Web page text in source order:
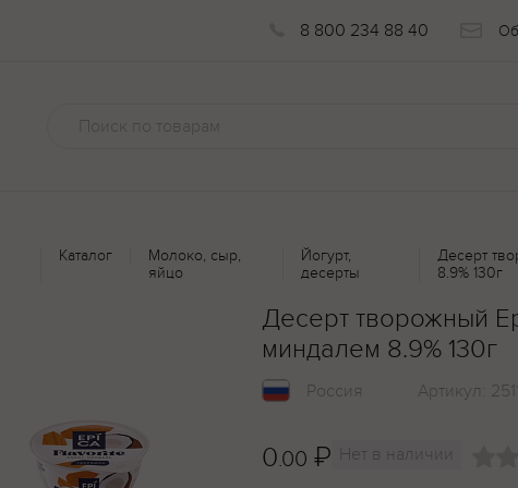
8 800 234 88 40
Каталог
Молоко, сыр,
яйцо
Йогурт,
десерты
Десерт
8.9% 130г
Десерт творожный
миндалем 8.9% 130г
Россия Артикул:
0.00 ₽ Нет в наличии